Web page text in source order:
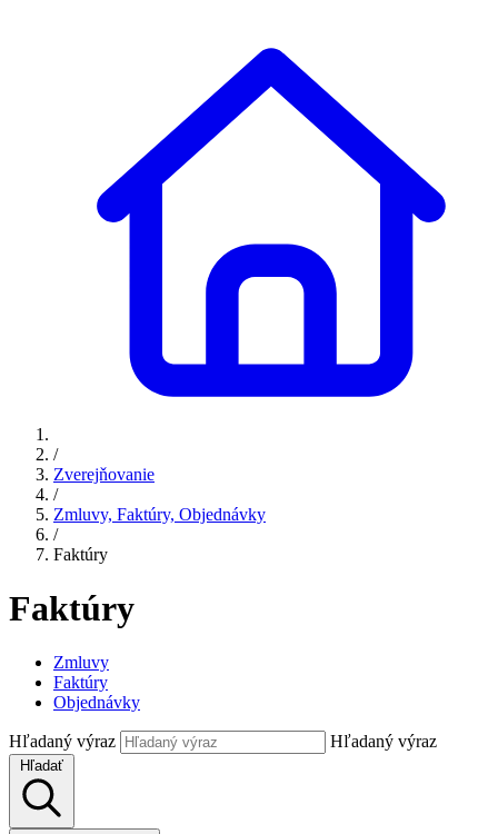
/
Zverejňovanie
/
Zmluvy, Faktúry, Objednávky
/
Faktúry
Faktúry
Zmluvy
Faktúry
Objednávky
Hľadaný výraz Hľadaný výraz
Hľadať